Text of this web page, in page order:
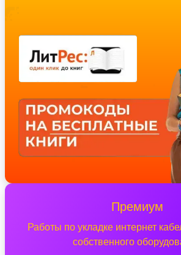
Премиум
Работы по укладке интернет
собственного